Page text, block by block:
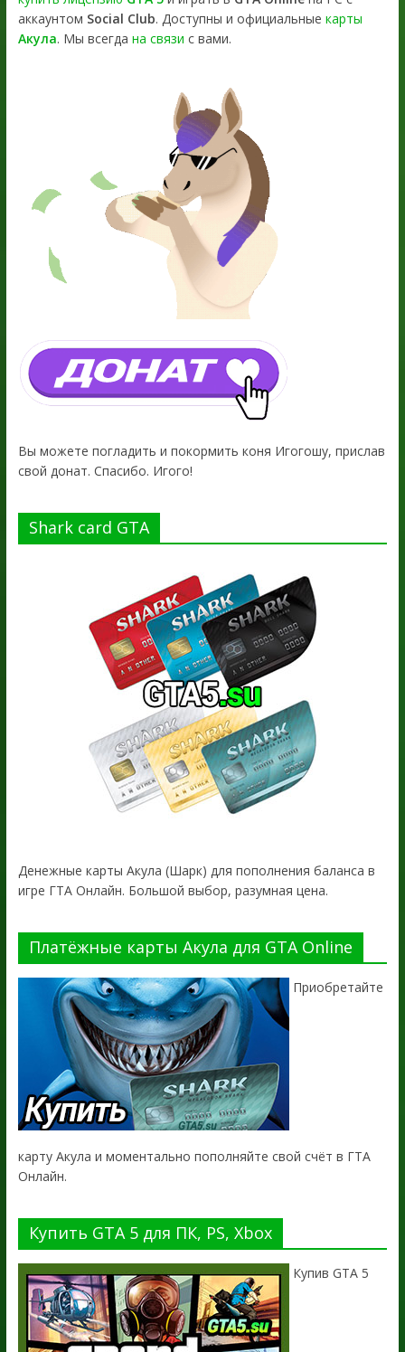
аккаунтом Social Club. Доступны и официальные карты
Акула. Мы всегда на связи с вами.
Вы можете погладить и покормить коня Игогошу, прислав
свой донат. Спасибо. Игого!
Shark card GTA
Денежные карты Акула (Шарк) для пополнения баланса в
игре ГТА Онлайн. Большой выбор, разумная цена.
Платёжные карты Акула для GTA Online
Приобретайте
карту Акула и моментально пополняйте свой счёт в ГТА
Онлайн.
Купить GTA 5 для ПК, PS, Xbox
Купив GTA 5